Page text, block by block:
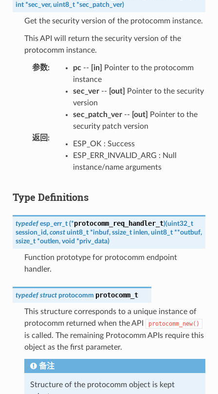
int *sec_ver, uint8_t *sec_patch_ver)
Get the security version of the protocomm instance.
This API will return the security version of the
protocomm instance.
参数: pc-- [in]
Pointer to the protocomm
instance
sec_ver-- [out]
Pointer to the security
version
sec_patch_ver-- [out]
Pointer to the
security patch version
返回 :
ESP_OK : Success
ESP_ERR_INVALID_ARG : Null
instance/name arguments
Type Definitions
typedef esp_err_t (*protocomm_req_handler_t)(uint32_t
session_id, const uint8_t *inbuf, ssize_t inlen, uint8_t **outbuf,
ssize_t *outlen, void *priv_data)
Function prototype for protocomm endpoint
handler.
typedef struct protocomm protocomm_t
This structure corresponds to a unique instance of
protocomm returned when the API
protocomm_new()
is called. The remaining Protocomm APIs require this
object as the first parameter.
备注
Structure of the protocomm object is kept